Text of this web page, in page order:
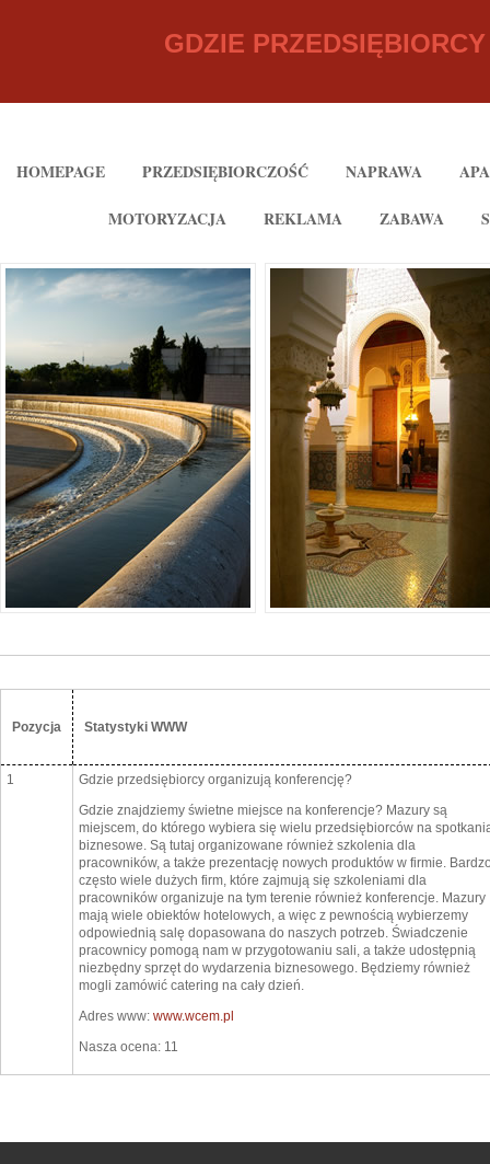
GDZIE
HOMEPAGE PRZEDSIĘBIORCZOŚĆ NAPRAWA
MOTORYZACJA REKLAMA ZABAWA
Pozycja Statystyki WWW
1
Gdzie przedsiębiorcy organizują konferencję?
Gdzie znajdziemy świetne miejsce na konferencje? Mazury są
miejscem, do którego wybiera się wielu przedsiębiorców na
biznesowe. Są tutaj organizowane również szkolenia dla
pracowników, a także prezentację nowych produktów w firmie.
często wiele dużych firm, które zajmują się szkoleniami dla
pracowników organizuje na tym terenie również konferencje. Mazury
mają wiele obiektów hotelowych, a więc z pewnością wybierzemy
odpowiednią salę dopasowana do naszych potrzeb. Świadczenie
pracownicy pomogą nam w przygotowaniu sali, a także udostępnią
niezbędny sprzęt do wydarzenia biznesowego. Będziemy również
mogli zamówić catering na cały dzień.
Adres www: www.wcem.pl
Nasza ocena: 11